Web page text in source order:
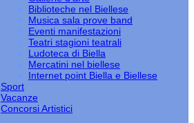
Biblioteche nel Biellese
Musica sala prove band
Eventi manifestazioni
Teatri stagioni teatrali
Ludoteca di Biella
Mercatini nel biellese
Internet point Biella e Biellese
Sport
Vacanze
Concorsi Artistici